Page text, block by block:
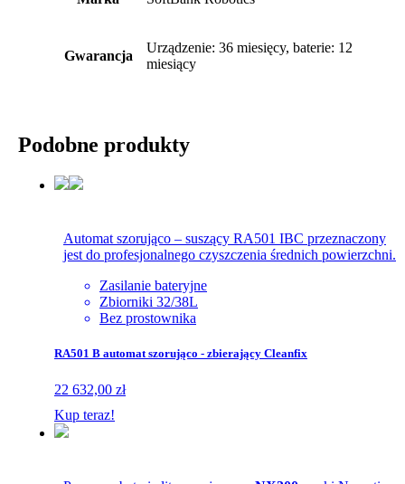
Gwarancja
Urządzenie: 36 miesięcy, baterie: 12
miesiący
Podobne produkty
Automat szorująco – suszący RA501 IBC przeznaczony
jest do profesjonalnego czyszczenia średnich powierzchni.
Zasilanie bateryjne
Zbiorniki 32/38L
Bez prostownika
RA501 B automat szorująco - zbierający Cleanfix
22 632,00 zł
Kup teraz!